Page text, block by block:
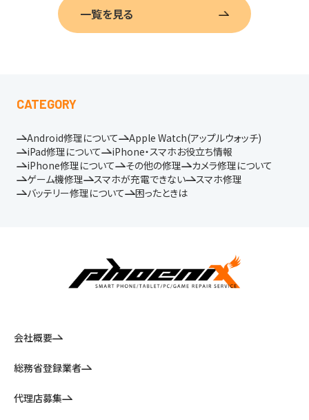
一覧を見る
CATEGORY
Android修理について
Apple Watch(アップルウォッチ)
iPad修理について
iPhone・スマホお役立ち情報
iPhone修理について
その他の修理
カメラ修理について
ゲーム機修理
スマホが充電できない
スマホ修理
バッテリー修理について
困ったときは
会社概要
総務省登録業者
代理店募集